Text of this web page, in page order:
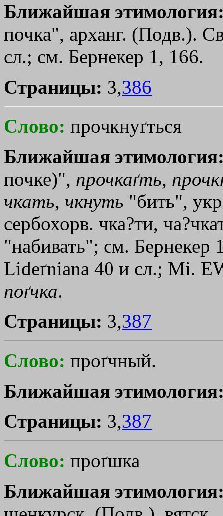
Ближайшая
почка", арханг. (Подв.).
сл.; см. Бернекер 1, 166.
Страницы: 3,386
Слово: прочкнуґться
Ближайшая
почке)", прочкаґть,
чкать, чкнуть "бить",
сербохорв. чка?ти,
"набивать"; см.
Lideґniana 40 и сл.; Мi.
поґчка.
Страницы: 3,387
Слово: проґчный.
Ближайшая
Страницы: 3,387
Слово: проґшка
Ближайшая